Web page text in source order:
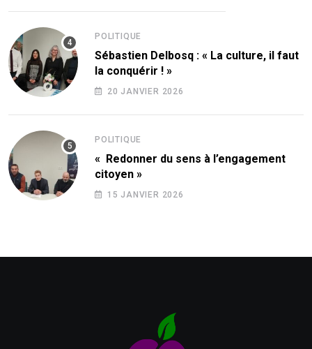
POLITIQUE
Sébastien Delbosq : « La culture, il faut
la conquérir ! »
20 JANVIER 2026
POLITIQUE
« Redonner du sens à l’engagement
citoyen »
15 JANVIER 2026